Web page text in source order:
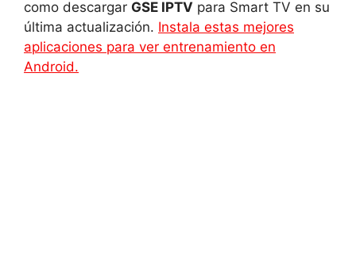
como descargar GSE IPTV para Smart TV en su
última actualización. Instala estas mejores
aplicaciones para ver entrenamiento en
Android.